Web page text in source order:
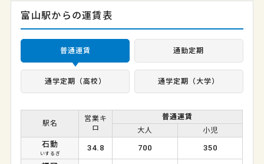
富山駅からの運賃表
普通運賃 通勤定期
通学定期（高校） 通学定期（大学）
駅名
営業キ
ロ
普通運賃
大人
小児
石動
いするぎ
34.8 700 350